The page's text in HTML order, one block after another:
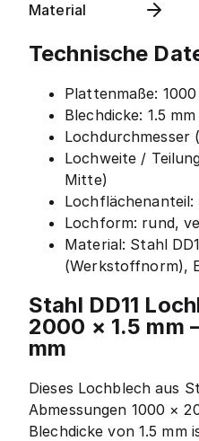
Material
Technische
Plattenmaße:
Blechdicke: 1.5 mm
Lochdurchmesser
Lochweite /
Mitte)
Lochflächenanteil:
Lochform: rund,
Material: Stahl
(Werkstoffnorm),
Stahl DD11
2000 × 1.5 mm
mm
Dieses Lochblech aus
Abmessungen 1000 ×
Blechdicke von 1.5 mm